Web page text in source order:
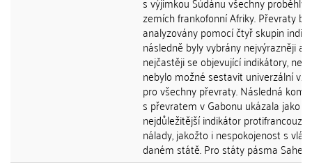
zemích frankofonní Afriky. Převraty
analyzovány pomocí čtyř skupin
následně byly vybrány nejvýrazněji a
nejčastěji se objevující indikátory,
nebylo možné sestavit univerzální
pro všechny převraty. Následná
s převratem v Gabonu ukázala jako
nejdůležitější indikátor
nálady, jakožto i nespokojenost s
daném státě. Pro státy pásma Sahel